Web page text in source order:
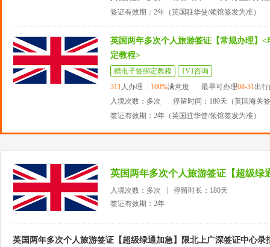
签证有效期：2年（英国驻华使/领馆签发为准）
英国两年多次个人旅游签证【常规办理】
定教程>
赠电子签绑定教程
1V1咨询
311人办理 100%满意度 最早可办理08-31出
入境次数：多次
停留时间：180天（英国海关
签证有效期：2年（英国驻华使/领馆签发为准）
入境次数：多次
停留时长：180天
签证有效期：2年
英国两年多次个人旅游签证【超级绿通加急】限北上广深签证中心